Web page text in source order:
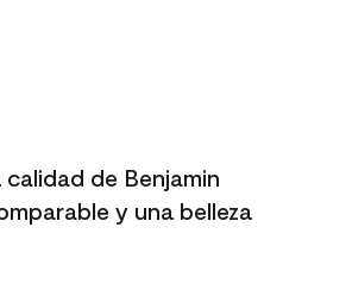
de Benjamin
y una belleza